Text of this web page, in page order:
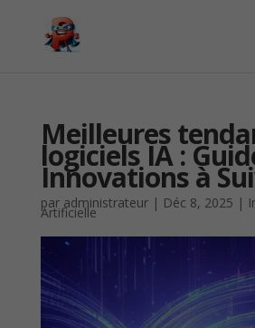
Meilleures
logiciels IA :
Innovations à
par administrateur| Déc 8, 2025 |
Artificielle